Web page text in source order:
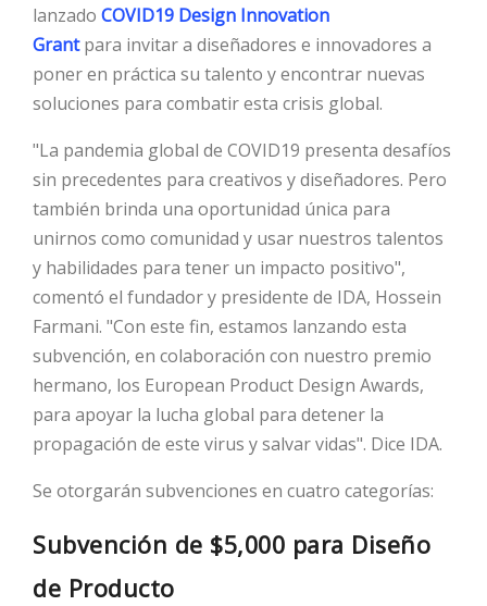
HOT
HOT
HOT
HOT
lanzado COVID19 Design Innovation
Grant para invitar a diseñadores e innovadores a
poner en práctica su talento y encontrar nuevas
soluciones para combatir esta crisis global.
"La pandemia global de COVID19 presenta desafíos
sin precedentes para creativos y diseñadores. Pero
también brinda una oportunidad única para
unirnos como comunidad y usar nuestros talentos
y habilidades para tener un impacto positivo",
comentó el fundador y presidente de IDA, Hossein
Farmani. "Con este fin, estamos lanzando esta
subvención, en colaboración con nuestro premio
hermano, los European Product Design Awards,
para apoyar la lucha global para detener la
propagación de este virus y salvar vidas". Dice IDA.
Se otorgarán subvenciones en cuatro categorías:
Subvención de $5,000 para Diseño
de Producto